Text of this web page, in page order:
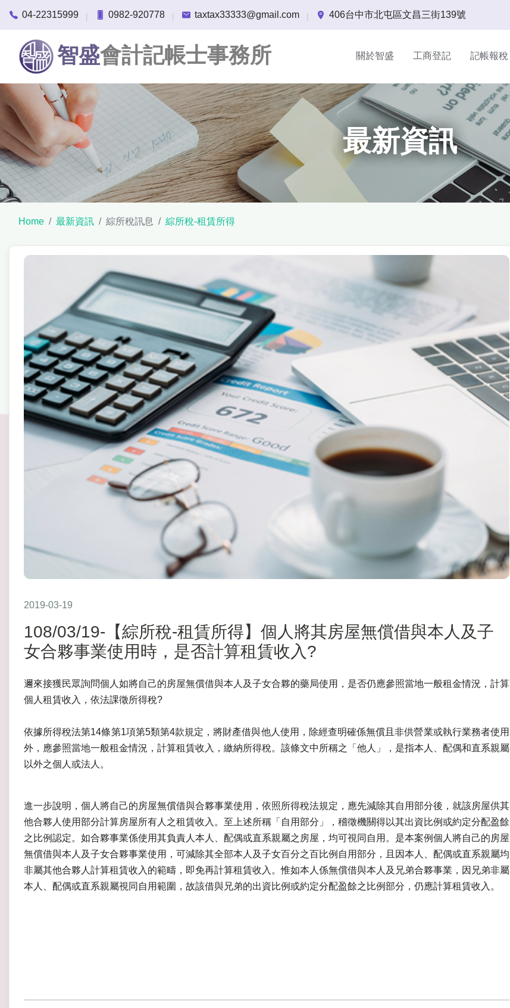
04-22315999 | 0982-920778 | taxtax33333@gmail.com | 406台中市北屯區文昌三街139號
智盛會計記帳士事務所 關於智盛 工商登記 記帳報稅
最新資訊
Home 最新資訊 綜所稅訊息 綜所稅-租賃所得
2019-03-19
108/03/19-【綜所稅-租賃所得】個人將其房屋無償借與本人及子
女合夥事業使用時，是否計算租賃收入?
邇來接獲民眾詢問個人如將自己的房屋無償借與本人及子女合夥的藥局使用，是否仍應參照當地一般租金情況，計算
個人租賃收入，依法課徵所得稅?
依據所得稅法第14條第1項第5類第4款規定，將財產借與他人使用，除經查明確係無償且非供營業或執行業務者使用
外，應參照當地一般租金情況，計算租賃收入，繳納所得稅。該條文中所稱之「他人」，是指本人、配偶和直系親屬
以外之個人或法人。
進一步說明，個人將自己的房屋無償借與合夥事業使用，依照所得稅法規定，應先減除其自用部分後，就該房屋供其
他合夥人使用部分計算房屋所有人之租賃收入。至上述所稱「自用部分」，稽徵機關得以其出資比例或約定分配盈餘
之比例認定。如合夥事業係使用其負責人本人、配偶或直系親屬之房屋，均可視同自用。是本案例個人將自己的房屋
無償借與本人及子女合夥事業使用，可減除其全部本人及子女百分之百比例自用部分，且因本人、配偶或直系親屬均
非屬其他合夥人計算租賃收入的範疇，即免再計算租賃收入。惟如本人係無償借與本人及兄弟合夥事業，因兄弟非屬
本人、配偶或直系親屬視同自用範圍，故該借與兄弟的出資比例或約定分配盈餘之比例部分，仍應計算租賃收入。